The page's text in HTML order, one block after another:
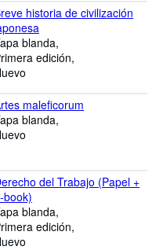
historia de civilización
blanda
edición
maleficorum
blanda
del Trabajo (Papel +
book)
blanda
edición